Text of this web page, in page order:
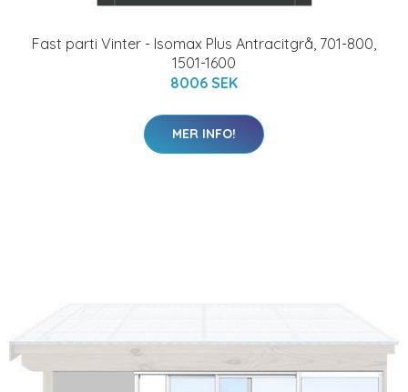
Fast parti Vinter - Isomax Plus Antracitgrå, 701-800,
1501-1600
8006 SEK
MER INFO!